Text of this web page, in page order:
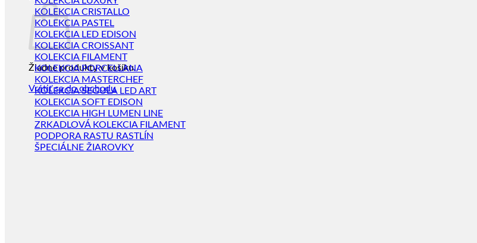
Žiadne produkty v košíku.
Vrátiť sa do obchodu
KOLEKCIA CRISTALLO
KOLEKCIA PASTEL
KOLEKCIA LED EDISON
KOLEKCIA CROISSANT
KOLEKCIA FILAMENT
KOLEKCIA PORCELLANA
KOLEKCIA MASTERCHEF
KOLEKCIA SEGULA LED ART
KOLEKCIA SOFT EDISON
KOLEKCIA HIGH LUMEN LINE
ZRKADLOVÁ KOLEKCIA FILAMENT
PODPORA RASTU RASTLÍN
ŠPECIÁLNE ŽIAROVKY